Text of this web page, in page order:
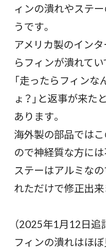
ィンの潰れやステ
うです。
アメリカ製のイン
らフィンが潰れて
「走ったらフィン
ょ？」と返事が来た
あります。
海外製の部品では
ので神経質な方には
ステーはアルミな
れただけで修正出来
（2025年1月12日追
フィンの潰れはほ